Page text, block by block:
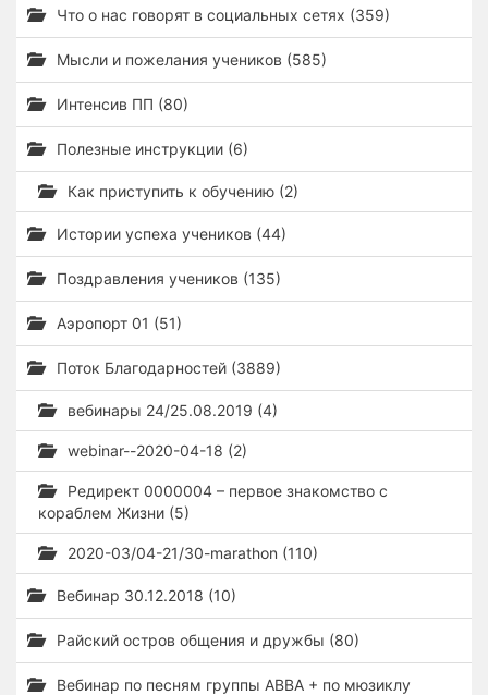
Что о нас говорят в социальных сетях (359)
Мысли и пожелания учеников (585)
Интенсив ПП (80)
Полезные инструкции (6)
Как приступить к обучению (2)
Истории успеха учеников (44)
Поздравления учеников (135)
Аэропорт 01 (51)
Поток Благодарностей (3889)
вебинары 24/25.08.2019 (4)
webinar--2020-04-18 (2)
Редирект 0000004 – первое знакомство с
кораблем Жизни (5)
2020-03/04-21/30-marathon (110)
Вебинар 30.12.2018 (10)
Райский остров общения и дружбы (80)
Вебинар по песням группы ABBA + по мюзиклу